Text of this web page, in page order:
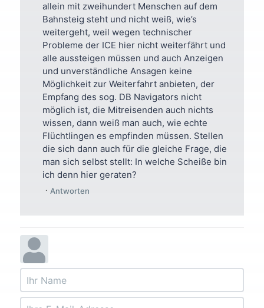
allein mit zweihundert Menschen auf dem
Bahnsteig steht und nicht weiß, wie’s
weitergeht, weil wegen technischer
Probleme der ICE hier nicht weiterfährt und
alle aussteigen müssen und auch Anzeigen
und unverständliche Ansagen keine
Möglichkeit zur Weiterfahrt anbieten, der
Empfang des sog. DB Navigators nicht
möglich ist, die Mitreisenden auch nichts
wissen, dann weiß man auch, wie echte
Flüchtlingen es empfinden müssen. Stellen
die sich dann auch für die gleiche Frage, die
man sich selbst stellt: In welche Scheiße bin
ich denn hier geraten?
Antworten